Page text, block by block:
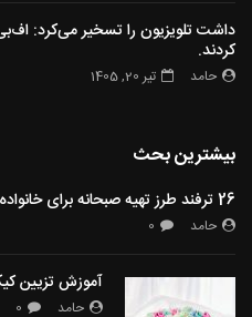
داشت تلویزیون را تسخیر می‌کرد:
کردند.
حامد تیر 20, 1405
بیشترین بحث
26 ترفند طرز تهیه صبحانه برای خانواده
حامد 0
آموزش تزیین کیک با 11
حامد 0